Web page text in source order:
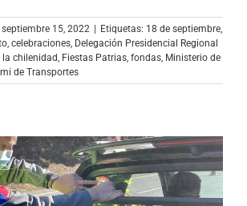
septiembre 15, 2022 | Etiquetas: 18 de septiembre,
, celebraciones, Delegación Presidencial Regional
la chilenidad, Fiestas Patrias, fondas, Ministerio de
de Transportes